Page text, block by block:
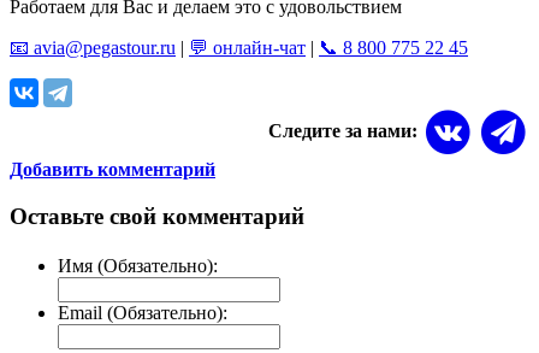
Работаем для Вас и делаем это с удовольствием
📧 avia@pegastour.ru | 💬 онлайн-чат | 📞 8 800 775 22 45
Следите за нами:
Добавить комментарий
Оставьте свой комментарий
Имя (Обязательно):
Email (Обязательно):